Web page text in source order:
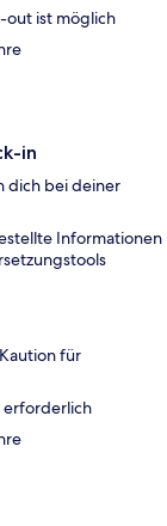
out ist möglich
in
dich bei deiner
Informationen
für
erforderlich